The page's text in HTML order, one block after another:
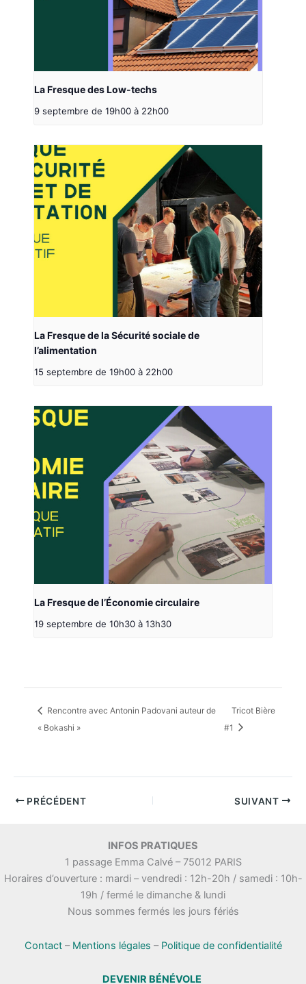
La Fresque des Low-techs
9 septembre de 19h00 à 22h00
La Fresque de la Sécurité sociale de
l’alimentation
15 septembre de 19h00 à 22h00
La Fresque de l’Économie circulaire
19 septembre de 10h30 à 13h30
Rencontre avec Antonin Padovani auteur de
« Bokashi »
Tricot Bière
#1
PRÉCÉDENT SUIVANT
INFOS PRATIQUES
1 passage Emma Calvé – 75012 PARIS
Horaires d’ouverture : mardi – vendredi : 12h-20h / samedi : 10h-
19h / fermé le dimanche & lundi
Nous sommes fermés les jours fériés
Contact– Mentions légales – Politique de confidentialité
DEVENIR BÉNÉVOLE